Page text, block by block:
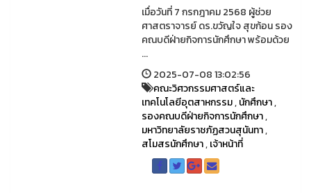
เมื่อวันที่ 7 กรกฎาคม 2568 ผู้ช่วย
ศาสตราจารย์ ดร.ขวัญใจ สุขก้อน รอง
คณบดีฝ่ายกิจการนักศึกษา พร้อมด้วย
...
2025-07-08 13:02:56
คณะวิศวกรรมศาสตร์และ
เทคโนโลยีอุตสาหกรรม,นักศึกษา,
รองคณบดีฝ่ายกิจการนักศึกษา,
มหาวิทยาลัยราชภัฏสวนสุนันทา,
สโมสรนักศึกษา,เจ้าหน้าที่